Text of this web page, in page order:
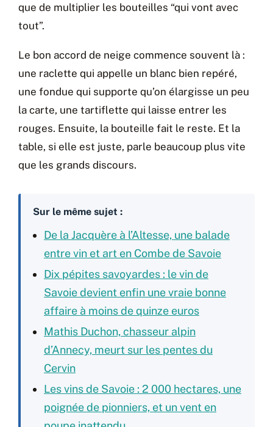
que de multiplier les bouteilles “qui vont avec
tout”.
Le bon accord de neige commence souvent là :
une raclette qui appelle un blanc bien repéré,
une fondue qui supporte qu’on élargisse un peu
la carte, une tartiflette qui laisse entrer les
rouges. Ensuite, la bouteille fait le reste. Et la
table, si elle est juste, parle beaucoup plus vite
que les grands discours.
Sur le même sujet :
De la Jacquère à l’Altesse, une balade
entre vin et art en Combe de Savoie
Dix pépites savoyardes : le vin de
Savoie devient enfin une vraie bonne
affaire à moins de quinze euros
Mathis Duchon, chasseur alpin
d’Annecy, meurt sur les pentes du
Cervin
Les vins de Savoie : 2 000 hectares, une
poignée de pionniers, et un vent en